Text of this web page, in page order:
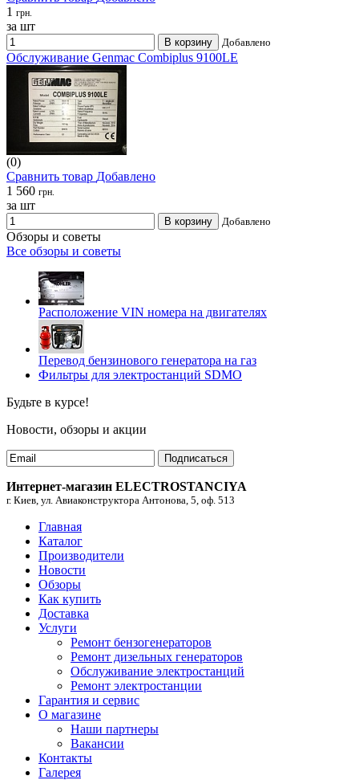
1 грн.
за шт
В корзину Добавлено
Обслуживание Genmac Combiplus 9100LE
(0)
Сравнить товар Добавлено
1 560 грн.
за шт
В корзину Добавлено
Обзоры и советы
Все обзоры и советы
Расположение VIN номера на двигателях
Перевод бензинового генератора на газ
Фильтры для электростанций SDMO
Будьте в курсе!
Новости, обзоры и акции
Подписаться
Интернет-магазин ELECTROSTANCIYA
г. Киев, ул. Авиаконструктора Антонова, 5, оф. 513
Главная
Каталог
Производители
Новости
Обзоры
Как купить
Доставка
Услуги
Ремонт бензогенераторов
Ремонт дизельных генераторов
Обслуживание электростанций
Ремонт электростанции
Гарантия и сервис
О магазине
Наши партнеры
Вакансии
Контакты
Галерея